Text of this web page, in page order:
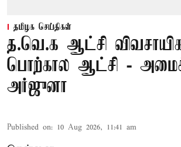
தமிழக செய்திகள்
த.வெ.க ஆட்சி
பொற்கால ஆட்சி -
அர்ஜுனா
Published on: 10 Aug 2026, 11:41 am